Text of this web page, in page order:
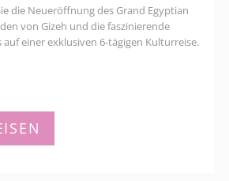
die Neueröffnung des Grand Egyptian
von Gizeh und die faszinierende
auf einer exklusiven 6-tägigen Kulturreise.